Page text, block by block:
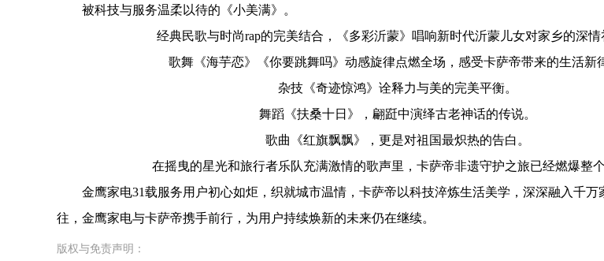
被科技与服务温柔以待的《小美满》。
经典民歌与时尚rap的完美结合，《多彩沂蒙》唱响新时代沂蒙儿女对家乡的深情
歌舞《海芋恋》《你要跳舞吗》动感旋律点燃全场，感受卡萨帝带来的生活新
杂技《奇迹惊鸿》诠释力与美的完美平衡。
舞蹈《扶桑十日》，翩跹中演绎古老神话的传说。
歌曲《红旗飘飘》，更是对祖国最炽热的告白。
在摇曳的星光和旅行者乐队充满激情的歌声里，卡萨帝非遗守护之旅已经燃爆整个
金鹰家电31载服务用户初心如炬，织就城市温情，卡萨帝以科技淬炼生活美学，深深融入千万
往，金鹰家电与卡萨帝携手前行，为用户持续焕新的未来仍在继续。
版权与免责声明：